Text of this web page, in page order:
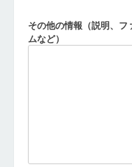
その他の情報（説明、
ムなど）